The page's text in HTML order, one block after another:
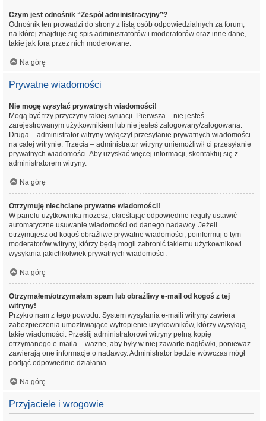
Czym jest odnośnik “Zespół administracyjny”?
Odnośnik ten prowadzi do strony z listą osób odpowiedzialnych za forum,
na której znajduje się spis administratorów i moderatorów oraz inne dane,
takie jak fora przez nich moderowane.
Na górę
Prywatne wiadomości
Nie mogę wysyłać prywatnych wiadomości!
Mogą być trzy przyczyny takiej sytuacji. Pierwsza – nie jesteś
zarejestrowanym użytkownikiem lub nie jesteś zalogowany/zalogowana.
Druga – administrator witryny wyłączył przesyłanie prywatnych wiadomości
na całej witrynie. Trzecia – administrator witryny uniemożliwił ci przesyłanie
prywatnych wiadomości. Aby uzyskać więcej informacji, skontaktuj się z
administratorem witryny.
Na górę
Otrzymuję niechciane prywatne wiadomości!
W panelu użytkownika możesz, określając odpowiednie reguły ustawić
automatyczne usuwanie wiadomości od danego nadawcy. Jeżeli
otrzymujesz od kogoś obraźliwe prywatne wiadomości, poinformuj o tym
moderatorów witryny, którzy będą mogli zabronić takiemu użytkownikowi
wysyłania jakichkolwiek prywatnych wiadomości.
Na górę
Otrzymałem/otrzymałam spam lub obraźliwy e-mail od kogoś z tej
witryny!
Przykro nam z tego powodu. System wysyłania e-maili witryny zawiera
zabezpieczenia umożliwiające wytropienie użytkowników, którzy wysyłają
takie wiadomości. Prześlij administratorowi witryny pełną kopię
otrzymanego e-maila – ważne, aby były w niej zawarte nagłówki, ponieważ
zawierają one informacje o nadawcy. Administrator będzie wówczas mógł
podjąć odpowiednie działania.
Na górę
Przyjaciele i wrogowie